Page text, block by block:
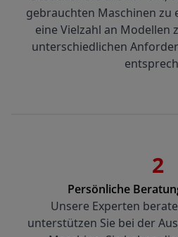
gebrauchten Maschinen zu
eine Vielzahl an Modellen
unterschiedlichen
2
Persönliche
Unsere Experten
unterstützen Sie bei der